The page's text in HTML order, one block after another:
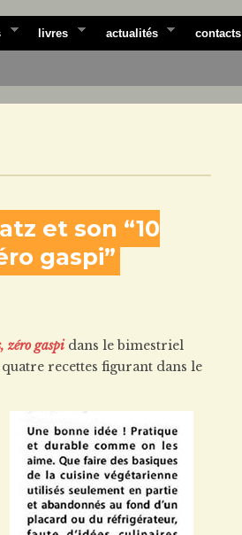
livres actualités contacts
et son “10
gaspi”
zéro gaspi dans le bimestriel
recettes figurant dans le